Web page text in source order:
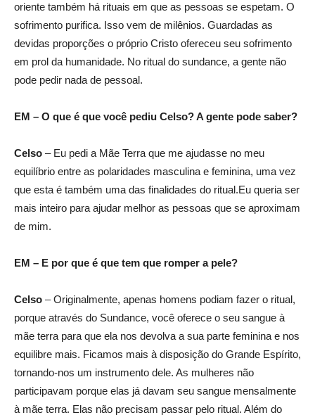
oriente também há rituais em que as pessoas se espetam. O
sofrimento purifica. Isso vem de milênios. Guardadas as
devidas proporções o próprio Cristo ofereceu seu sofrimento
em prol da humanidade. No ritual do sundance, a gente não
pode pedir nada de pessoal.
EM – O que é que você pediu Celso? A gente pode saber?
Celso – Eu pedi a Mãe Terra que me ajudasse no meu
equilíbrio entre as polaridades masculina e feminina, uma vez
que esta é também uma das finalidades do ritual.Eu queria ser
mais inteiro para ajudar melhor as pessoas que se aproximam
de mim.
EM – E por que é que tem que romper a pele?
Celso – Originalmente, apenas homens podiam fazer o ritual,
porque através do Sundance, você oferece o seu sangue à
mãe terra para que ela nos devolva a sua parte feminina e nos
equilibre mais. Ficamos mais à disposição do Grande Espírito,
tornando-nos um instrumento dele. As mulheres não
participavam porque elas já davam seu sangue mensalmente
à mãe terra. Elas não precisam passar pelo ritual. Além do